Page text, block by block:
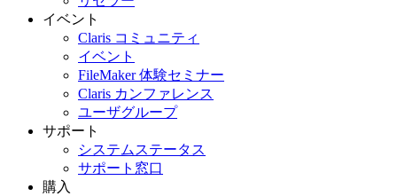
イベント
Claris コミュニティ
イベント
FileMaker 体験セミナー
Claris カンファレンス
ユーザグループ
サポート
システムステータス
サポート窓口
購入